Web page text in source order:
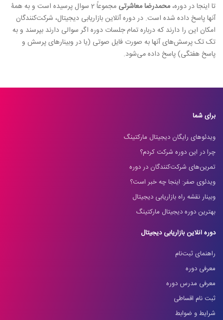
تا اینجا در دوره، محمدرضا معاشرتی
مجموعاً 2 سوال پرسیده است و به همۀ
آنها پاسخ داده شده است. در دوره آنلاین بازاریابی دیجیتال، شرکت‌کنندگان
امکان این را دارند که درباره تمام جلسات دوره اگر سوالی دارند بپرسند و به
تک تک پرسش‌های آنها به صورت فایل صوتی (یا در وبینارهای پرسش و
پاسخ هفتگی) پاسخ داده می‌شود.
برای شما
ویدئوهای رایگان دیجیتال مارکتینگ
چرا در این دوره شرکت کردم؟
تمرین‌های شرکت‌کنندگان در دوره
ویدئوی صفر: اینجا چه خبر است؟
وبینار نقشه راه بازاریابی دیجیتال
بهترین دوره دیجیتال مارکتینگ
دوره آنلاین بازاریابی دیجیتال
راهنمای ثبت‌نام
معرفی دوره
معرفی مدرس دوره
ثبت نام اقساطی
شرایط و ضوابط